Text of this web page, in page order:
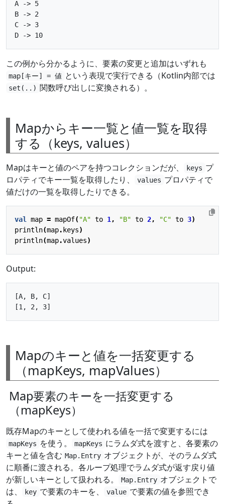
A -> 5
B -> 2
C -> 3
この例から分かるように、要素の変更と追加はいずれも
map[キー] = 値 という表現で実行できる（Kotlin内部では
set(..) 関数呼び出しに変換される）。
Mapからキー一覧と値一覧を取得
する（keys, values）
Mapはキーと値のペアを持つコレクションだが、 keys プ
ロパティでキー一覧を取得したり、
values プロパティで
値だけの一覧を取得したりできる。
val map = mapOf("A" to 1 , "B" to 2, "C" to 3)
println(map. keys)
println(map.values)
Output:
[A, B, C]
Mapのキーと値を一括変更する
（mapKeys, mapValues）
Map要素のキーを一括変更する
（mapKeys）
既存Mapのキーとして使われる値を一括で変更するには
mapKeys を使う。 mapKeys にラムダ式を渡すと、各要素の
キーと値を含む Map.Entry オブジェクトが、そのラムダ式
に順番に渡される。各ループ処理でラムダ式が返す戻り値
が新しいキーとして扱われる。
Map.Entry オブジェクトで
は、
key で要素のキーを、 value で要素の値を参照でき